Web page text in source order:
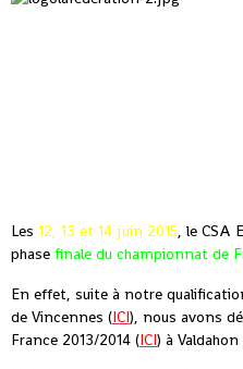
Les 12, 13 et 14 juin 2015, le CSA
phase finale du championnat de
En effet, suite à notre
de Vincennes (ICI), nous avons
France 2013/2014 (ICI) à